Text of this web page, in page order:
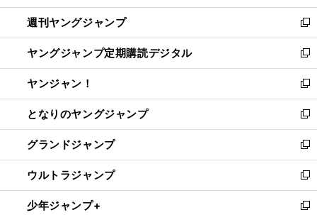
開
く
ウ
で
開
く
ン
ド
ウ
で
開
く
ウ
ィ
ン
ド
ウ
で
開
く
週刊ヤングジャンプ
新
し
い
ウ
ィ
ン
ド
ウ
で
開
く
ヤングジャンプ定期購読デジタル
新
し
い
ウ
ィ
ン
ド
ウ
で
開
く
ヤンジャン！
新
し
い
ウ
ィ
ン
ド
ウ
で
となりのヤングジャンプ
新
し
い
ウ
ィ
ン
ド
グランドジャンプ
新
し
い
ウ
ィ
ウルトラジャンプ
新
し
い
少年ジャンプ+
新